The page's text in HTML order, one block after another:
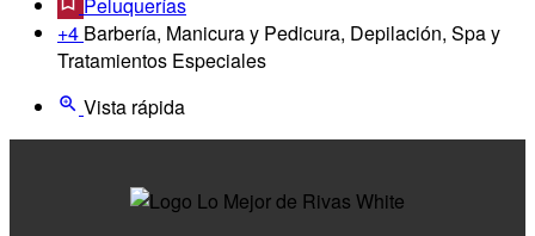
+4 Barbería, Manicura y Pedicura, Depilación, Spa y
Tratamientos Especiales
Vista rápida